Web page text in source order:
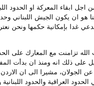
ابقاء المعركة او الحدود
ان يكون الجيش اللبناني
غدا بإمكانية حكمها ونحن
تزامنت مع المعارك على
على ذلك انه ومنذ ان بدأت
الجولان، مشيرا الى ان
العراقية والحدود